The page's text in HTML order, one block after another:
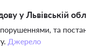
у Львівській
та
Джерело